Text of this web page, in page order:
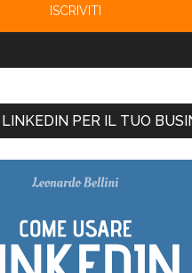
PER IL TUO